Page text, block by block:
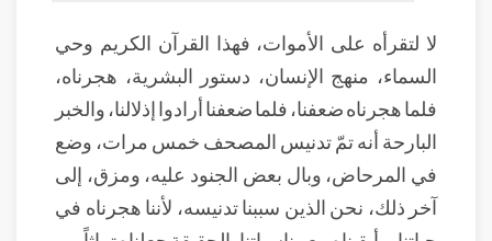
لا لتقرأه على الأموات، فهذا القرآن الكريم وحي
السماء، منهج الإنسان، دستور البشرية، هجرناه،
فلما هجرناه ضعفنا، فلما ضعفنا أرادوا إذلالنا، والخبر
البارحة أنه تمّ تدنيس المصحف خمس مرات، وضع
في المرحاض، وبال بعض الجنود عليه، ومزق، إلى
آخر ذلك، نحن الذين سببنا تدنيسه، لأننا هجرناه في